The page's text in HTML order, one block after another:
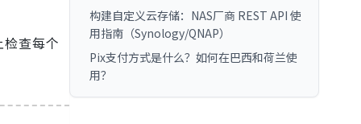
查每个
构建自定义云存储：NAS厂商 REST API 使
用指南（Synology/QNAP）
Pix支付方式是什么？如何在巴西和荷兰使
用？